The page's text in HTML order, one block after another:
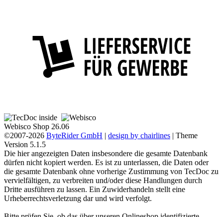
Webisco Shop 26.06
©2007-2026 ByteRider GmbH | design by chairlines | Theme
Version 5.1.5
Die hier angezeigten Daten insbesondere die gesamte Datenbank
dürfen nicht kopiert werden. Es ist zu unterlassen, die Daten oder
die gesamte Datenbank ohne vorherige Zustimmung von TecDoc zu
vervielfältigen, zu verbreiten und/oder diese Handlungen durch
Dritte ausführen zu lassen. Ein Zuwiderhandeln stellt eine
Urheberrechtsverletzung dar und wird verfolgt.